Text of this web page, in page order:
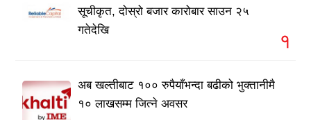
सूचीकृत, दोस्रो बजार कारोबार साउन २५
गतेदेखि
१
अब खल्तीबाट १०० रुपैयाँभन्दा बढीको भुक्तानीमै
१० लाखसम्म जित्ने अवसर